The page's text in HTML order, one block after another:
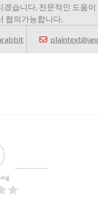
겠습니다. 전문적인 도움
협의가능합니다.